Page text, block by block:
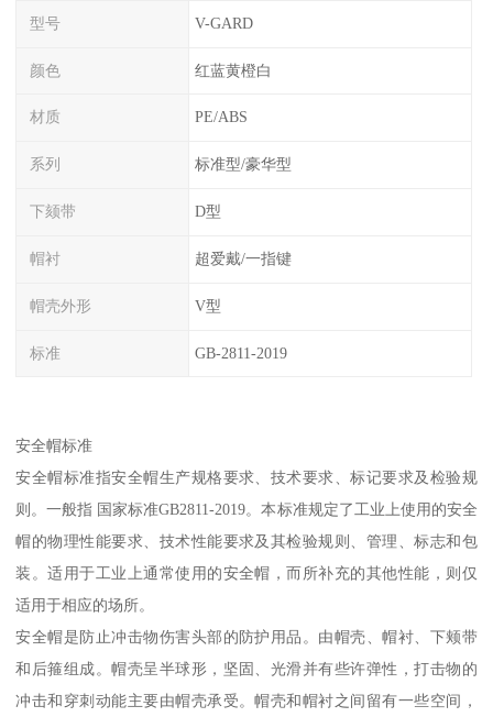
型号 V-GARD
颜色 红蓝黄橙白
材质 PE/ABS
系列 标准型/豪华型
下颏带 D型
帽衬 超爱戴/一指键
帽壳外形 V型
标准 GB-2811-2019
安全帽标准
安全帽标准指安全帽生产规格要求、技术要求、标记要求及检验规
则。一般指 国家标准GB2811-2019。本标准规定了工业上使用的安全
帽的物理性能要求、技术性能要求及其检验规则、管理、标志和包
装。适用于工业上通常使用的安全帽，而所补充的其他性能，则仅
适用于相应的场所。
安全帽是防止冲击物伤害头部的防护用品。由帽壳、帽衬、下颊带
和后箍组成。帽壳呈半球形，坚固、光滑并有些许弹性，打击物的
冲击和穿刺动能主要由帽壳承受。帽壳和帽衬之间留有一些空间，